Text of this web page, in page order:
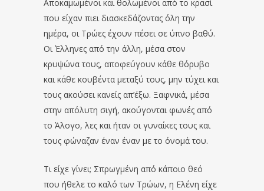
Αποκαμωμένοι και θολωμένοι από το κρασί
που είχαν πιει διασκεδάζοντας όλη την
ημέρα, οι Τρώες έχουν πέσει σε ύπνο βαθύ.
Οι Έλληνες από την άλλη, μέσα στον
κρυψώνα τους, αποφεύγουν κάθε θόρυβο
και κάθε κουβέντα μεταξύ τους, μην τύχει και
τους ακούσει κανείς απ’έξω. Ξαφνικά, μέσα
στην απόλυτη σιγή, ακούγονται φωνές από
το Άλογο, λες και ήταν οι γυναίκες τους και
τους φώναζαν έναν έναν με το όνομά του.
Τι είχε γίνει; Σπρωγμένη από κάποιο θεό
που ήθελε το καλό των Τρώων, η Ελένη είχε